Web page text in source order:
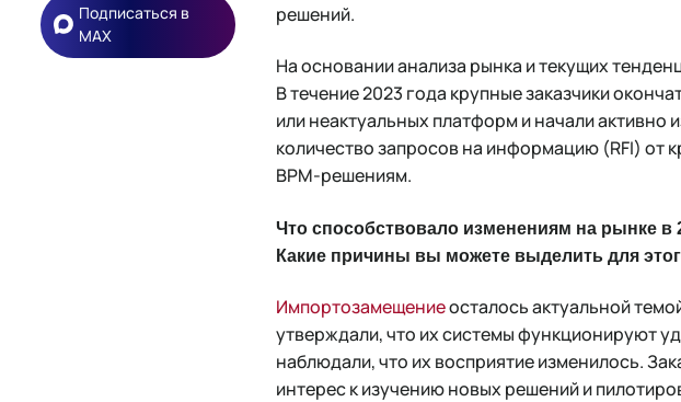
Подписаться в
MAX
решений.
На основании анализа рынка и текущих
В течение 2023 года крупные заказчики
или неактуальных платформ и начали активно
количество запросов на информацию (RFI) от
BPM-решениям.
Что способствовало изменениям на рынке в
Какие причины вы можете выделить для
Импортозамещениеосталось актуальной
утверждали, что их системы функционируют
наблюдали, что их восприятие изменилось.
интерес к изучению новых решений и